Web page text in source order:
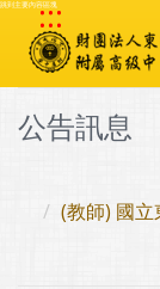
跳到主要內容區塊
:::
公告訊息
(教師) 國